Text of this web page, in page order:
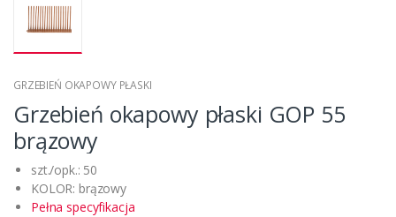
GRZEBIEŃ OKAPOWY PŁASKI
Grzebień okapowy płaski GOP 55
brązowy
szt./opk.: 50
KOLOR: brązowy
Pełna specyfikacja